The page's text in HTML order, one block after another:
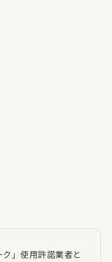
」使用許諾業者と